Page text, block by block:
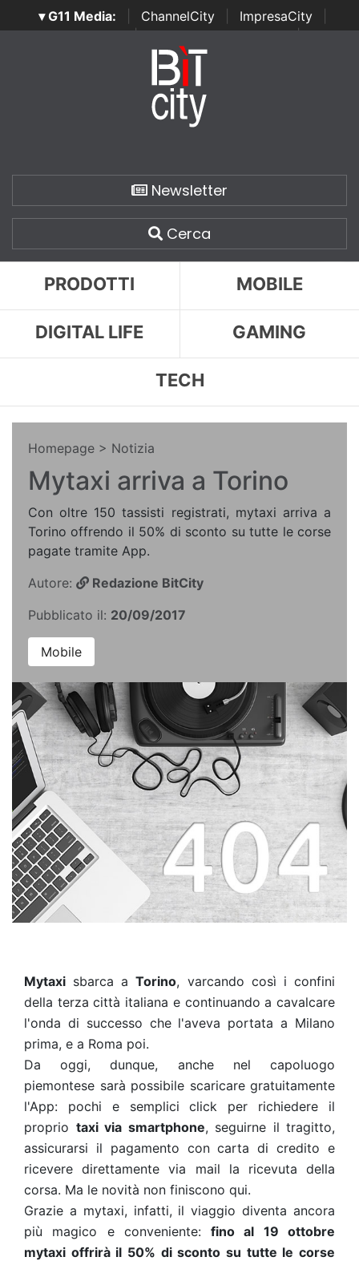
▾ G11 Media: ChannelCity ImpresaCity
SecurityOpenLab | Italian Channel Awards | Italian
Italian Security Awards
Newsletter
Cerca
PRODOTTI MOBILE
DIGITAL LIFE GAMING
TECH
Homepage > Notizia
Mytaxi arriva a Torino
Con oltre 150 tassisti registrati, mytaxi arriva a
Torino offrendo il 50% di sconto su tutte le corse
pagate tramite App.
Autore:
Redazione BitCity
Pubblicato il: 20/09/2017
Mobile
Mytaxi sbarca aTorino, varcando così i confini
della terza città italiana e continuando a cavalcare
l'onda di successo che l'aveva portata a Milano
prima, e a Roma poi.
Da oggi, dunque, anche nel capoluogo
piemontese sarà possibile scaricare gratuitamente
l'App: pochi e semplici click per richiedere il
proprio taxi via smartphone, seguirne il tragitto,
assicurarsi il pagamento con carta di credito e
ricevere direttamente via mail la ricevuta della
corsa. Ma le novità non finiscono qui.
Grazie a mytaxi, infatti, il viaggio diventa ancora
più magico e conveniente:fino al 19 ottobre
mytaxi offrirà il 50% di sconto su tutte le corse